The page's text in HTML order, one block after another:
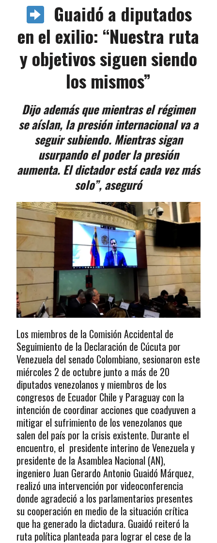
Guaidó a diputados
en el exilio: “Nuestra ruta
y objetivos siguen siendo
los mismos”
Dijo además que mientras el régimen
se aíslan, la presión internacional va a
seguir subiendo. Mientras sigan
usurpando el poder la presión
aumenta. El dictador está cada vez más
solo”, aseguró
Los miembros de la Comisión Accidental de
Seguimiento de la Declaración de Cúcuta por
Venezuela del senado Colombiano, sesionaron este
miércoles 2 de octubre junto a más de 20
diputados venezolanos y miembros de los
congresos de Ecuador Chile y Paraguay con la
intención de coordinar acciones que coadyuven a
mitigar el sufrimiento de los venezolanos que
salen del país por la crisis existente. Durante el
encuentro, el presidente interino de Venezuela y
presidente de la Asamblea Nacional (AN),
ingeniero Juan Gerardo Antonio Guaidó Márquez,
realizó una intervención por videoconferencia
donde agradeció a los parlamentarios presentes
su cooperación en medio de la situación crítica
que ha generado la dictadura. Guaidó reiteró la
ruta política planteada para lograr el cese de la